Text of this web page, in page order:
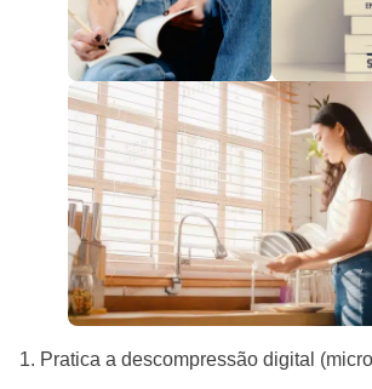
1. Pratica a descompressão digital